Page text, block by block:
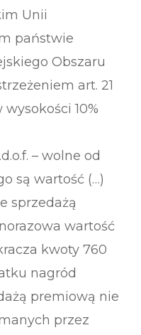
Unii
państwie
Obszaru
art. 21
wysokości 10%
– wolne od
są wartość (…)
sprzedażą
wartość
kwoty 760
nagród
premiową nie
przez